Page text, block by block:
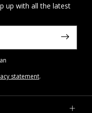
up with all the latest
statement.